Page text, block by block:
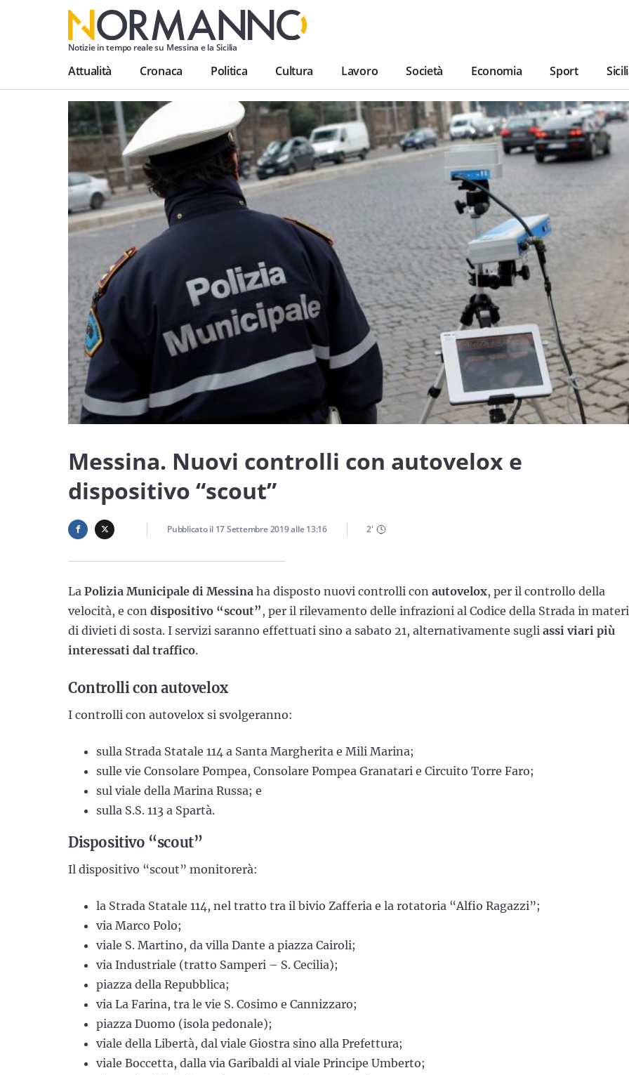
Notizie in tempo reale su Messina e la Sicilia
Attualità Cronaca Politica Cultura Lavoro Società Economia Sport
Messina. Nuovi controlli con autovelox e
dispositivo “scout”
Pubblicato il 17 Settembre 2019alle13:16 2'
La Polizia Municipale di Messina ha disposto nuovi controlli con autovelox, per il controllo della
velocità, e con dispositivo “scout” , per il rilevamento delle infrazioni al Codice della Strada in
di divieti di sosta. I servizi saranno effettuati sino a sabato 21, alternativamente sugli assi viari più
interessati dal traffico.
Controlli con autovelox
I controlli con autovelox si svolgeranno:
sulla Strada Statale 114 a Santa Margherita e Mili Marina;
sulle vie Consolare Pompea, Consolare Pompea Granatari e Circuito Torre Faro;
sul viale della Marina Russa; e
sulla S.S. 113 a Spartà.
Dispositivo “scout”
Il dispositivo “scout” monitorerà:
la Strada Statale 114, nel tratto tra il bivio Zafferia e la rotatoria “Alfio Ragazzi”;
via Marco Polo;
viale S. Martino, da villa Dante a piazza Cairoli;
via Industriale (tratto Samperi – S. Cecilia);
piazza della Repubblica;
via La Farina, tra le vie S. Cosimo e Cannizzaro;
piazza Duomo (isola pedonale);
viale della Libertà, dal viale Giostra sino alla Prefettura;
viale Boccetta, dalla via Garibaldi al viale Principe Umberto;